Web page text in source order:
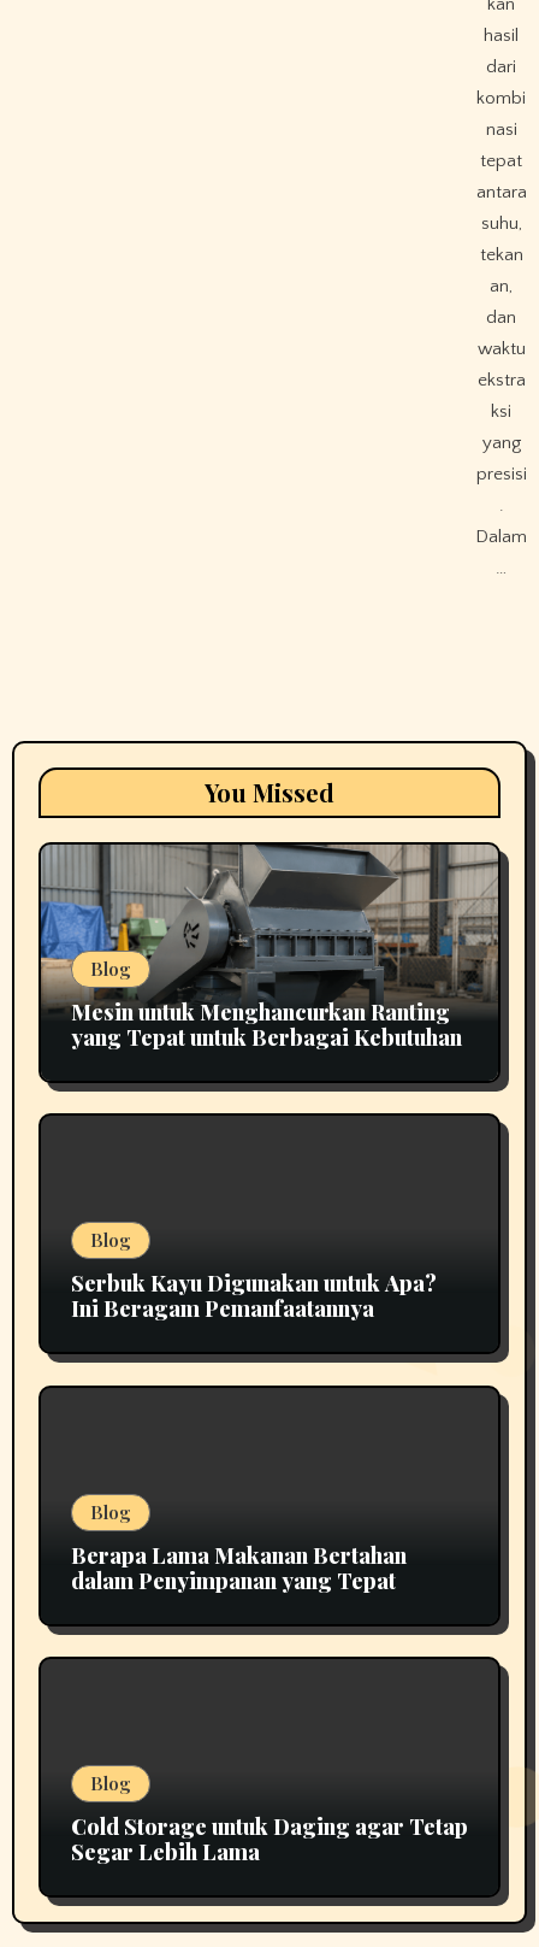
hasil
dari
kombi
nasi
tepat
antara
suhu,
tekan
an,
dan
waktu
ekstra
ksi
yang
presisi
.
Dalam
…
You Missed
Blog
Mesin untuk Menghancurkan Ranting
yang Tepat untuk Berbagai Kebutuhan
Blog
Serbuk Kayu Digunakan untuk Apa?
Ini Beragam Pemanfaatannya
Blog
Berapa Lama Makanan Bertahan
dalam Penyimpanan yang Tepat
Blog
Cold Storage untuk Daging agar Tetap
Segar Lebih Lama